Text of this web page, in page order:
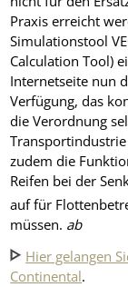
Praxis erreicht
Simulationstool
Calculation Tool)
Internetseite nun
Verfügung, das
die Verordnung
zudem die
Reifen bei der
auf für
müssen. ab
Hier gelangen
Continental.